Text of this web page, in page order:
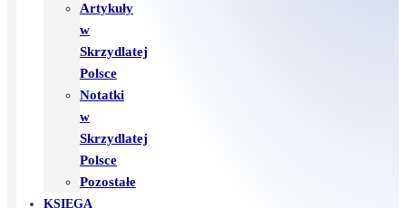
Artykuły
w
Skrzydlatej
Polsce
Notatki
w
Skrzydlatej
Polsce
Pozostałe
KSIĘGA